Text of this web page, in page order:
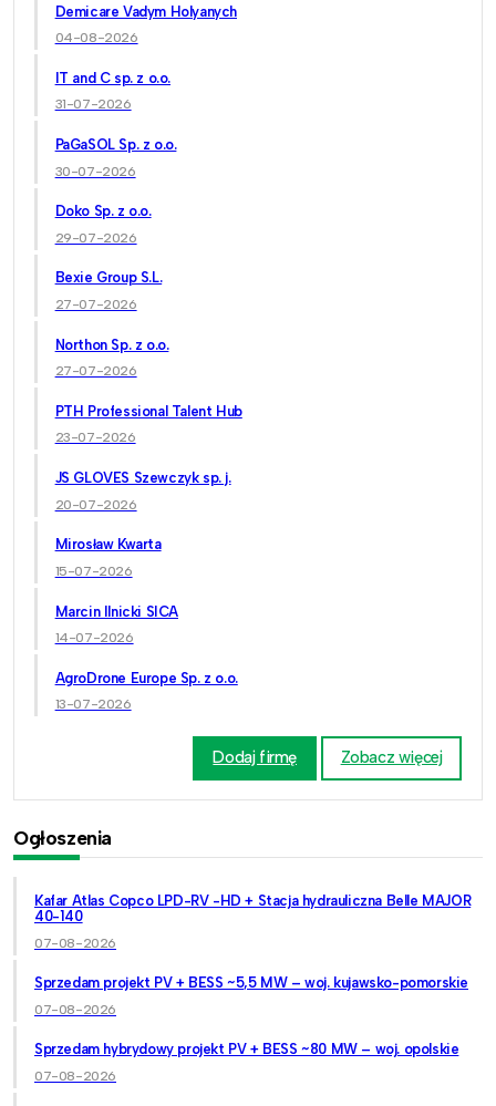
Demicare Vadym Holyanych
04-08-2026
IT and C sp. z o.o.
31-07-2026
PaGaSOL Sp. z o.o.
30-07-2026
Doko Sp. z o.o.
29-07-2026
Bexie Group S.L.
27-07-2026
Northon Sp. z o.o.
27-07-2026
PTH Professional Talent Hub
23-07-2026
JS GLOVES Szewczyk sp. j.
20-07-2026
Mirosław Kwarta
15-07-2026
Marcin Ilnicki SICA
14-07-2026
AgroDrone Europe Sp. z o.o.
13-07-2026
Dodaj firmę Zobacz więcej
Ogłoszenia
Kafar Atlas Copco LPD-RV -HD + Stacja hydrauliczna Belle MAJOR
40-140
07-08-2026
Sprzedam projekt PV + BESS ~5,5 MW – woj. kujawsko-pomorskie
07-08-2026
Sprzedam hybrydowy projekt PV + BESS ~80 MW – woj. opolskie
07-08-2026